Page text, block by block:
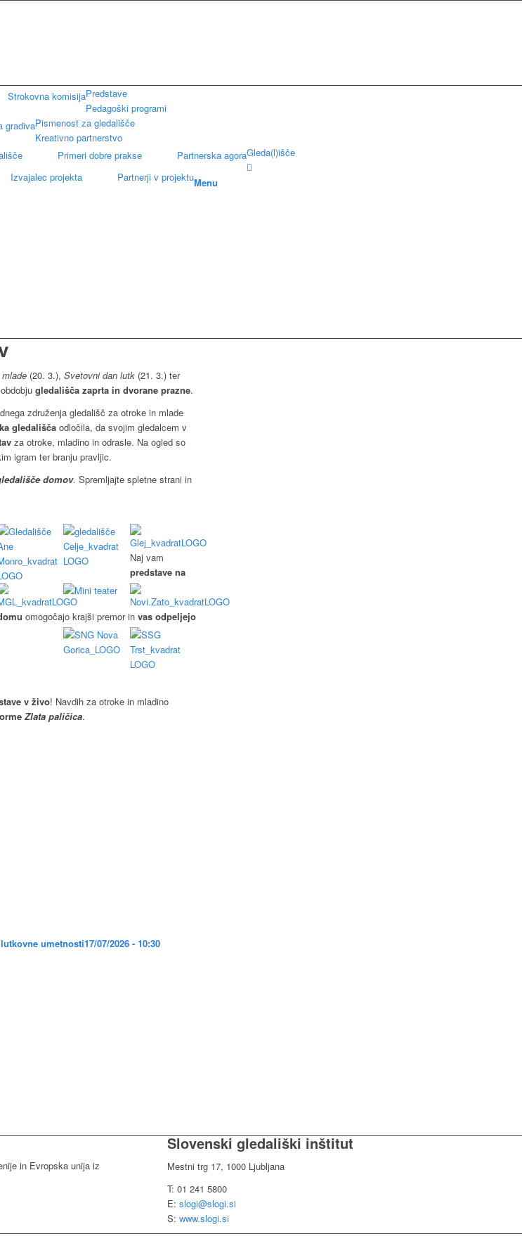
Predstave
Strokovna komisija
Pedagoški programi
Pismenost za gledališče
gradiva
Kreativno partnerstvo
Primeri dobre prakse Partnerska agoraGleda(l)išče
Izvajalec projekta Partnerji v projektuMenu
(20. 3.), Svetovni dan lutk (21. 3.) ter
gledališča zaprta in dvorane prazne.
združenja gledališč za otroke in mlade
gledališča odločila, da svojim gledalcem v
za otroke, mladino in odrasle. Na ogled so
igram ter branju pravljic.
domov. Spremljajte spletne strani in
Naj vam
predstave na
omogočajo krajši premor in vas odpeljejo
v živo! Navdih za otroke in mladino
Zlata paličica.
umetnosti17/07/2026 - 10:30
in Evropska unija iz
Slovenski gledališki inštitut
Mestni trg 17, 1000 Ljubljana
T: 01 241 5800
E: slogi@slogi.si
S: www.slogi.si